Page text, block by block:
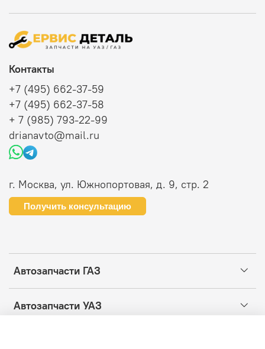
Автозапчасти ГАЗ
Автозапчасти УАЗ
Контакты
+7 (495) 662-37-59
+7 (495) 662-37-58
+ 7 (985) 793-22-99
drianavto@mail.ru
г. Москва, ул. Южнопортовая, д. 9, стр. 2
Получить консультацию